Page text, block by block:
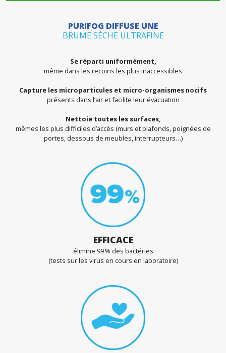
VERITAS
Ensemble de tests réalisés sous contrôles du Bureau
laboratoire homologué.
Purifog Air
Domicile, pharmacies, hôtels, cafés, bars, tabacs,
commerces et distribution, salles de sports, aires
Purifog Plus
EHPAD, maisons médicalisées, hôpitaux, centres
secteurs normalisés…
PURIFOG DIFFUSE UNE
BRUME SÈCHE ULTRAFINE